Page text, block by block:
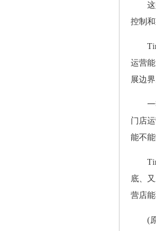
控制
运营
展边
门店
能不
底、
营店
(